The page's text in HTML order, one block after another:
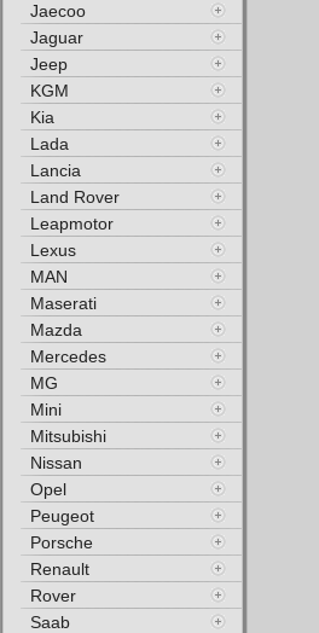
Jaecoo
Jaguar
Jeep
KGM
Kia
Lada
Lancia
Land Rover
Leapmotor
Lexus
MAN
Maserati
Mazda
Mercedes
MG
Mini
Mitsubishi
Nissan
Opel
Peugeot
Porsche
Renault
Rover
Saab